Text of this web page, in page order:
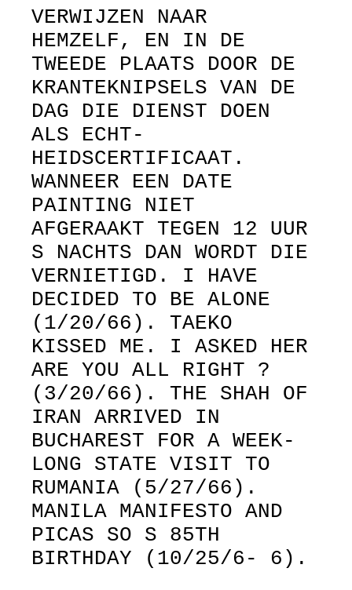
VERWIJZEN NAAR
HEMZELF, EN IN DE
TWEEDE PLAATS DOOR DE
KRANTEKNIPSELS VAN DE
DAG DIE DIENST DOEN
ALS ECHT-
HEIDSCERTIFICAAT.
WANNEER EEN DATE
PAINTING NIET
AFGERAAKT TEGEN 12 UUR
S NACHTS DAN WORDT DIE
VERNIETIGD. I HAVE
DECIDED TO BE ALONE
(1/20/66). TAEKO
KISSED ME. I ASKED HER
ARE YOU ALL RIGHT ?
(3/20/66). THE SHAH OF
IRAN ARRIVED IN
BUCHAREST FOR A WEEK-
LONG STATE VISIT TO
RUMANIA (5/27/66).
MANILA MANIFESTO AND
PICAS SO S 85TH
BIRTHDAY (10/25/6- 6).